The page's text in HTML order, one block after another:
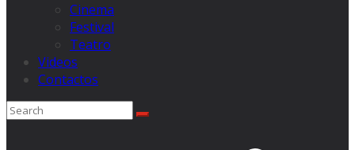
Cinema
Festival
Teatro
Videos
Contactos